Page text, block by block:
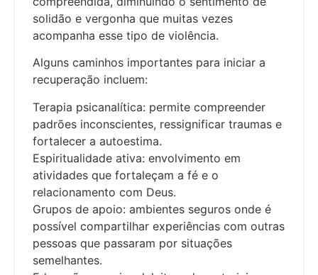
solidão e vergonha que muitas vezes
acompanha esse tipo de violência.
Alguns caminhos importantes para iniciar a
recuperação incluem:
Terapia psicanalítica: permite compreender
padrões inconscientes, ressignificar traumas e
fortalecer a autoestima.
Espiritualidade ativa: envolvimento em
atividades que fortaleçam a fé e o
relacionamento com Deus.
Grupos de apoio: ambientes seguros onde é
possível compartilhar experiências com outras
pessoas que passaram por situações
semelhantes.